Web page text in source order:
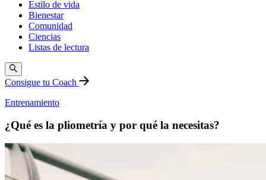
Estilo de vida
Bienestar
Comunidad
Ciencias
Listas de lectura
Consigue tu Coach
Entrenamiento
¿Qué es la pliometría y por qué la necesitas?